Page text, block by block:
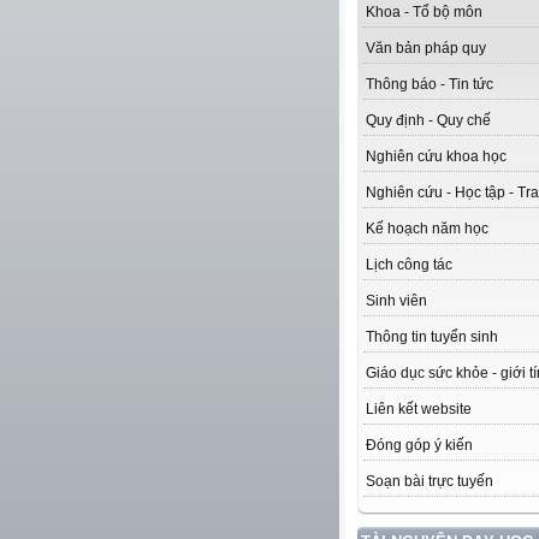
Khoa - Tổ bộ môn
Văn bản pháp quy
Thông báo - Tin tức
Quy định - Quy chế
Nghiên cứu khoa học
Nghiên cứu - Học tập -
Kế hoạch năm học
Lịch công tác
Sinh viên
Thông tin tuyển sinh
Giáo dục sức khỏe - giới
Liên kết website
Đóng góp ý kiến
Soạn bài trực tuyến